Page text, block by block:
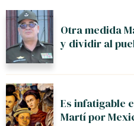
Otra medida
y dividir al
Es infatigable
Martí por